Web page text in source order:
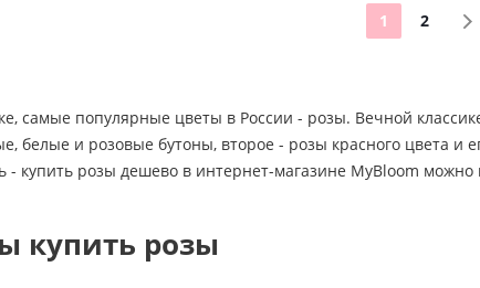
1 2
самые популярные цветы в России - розы. Вечной
белые и розовые бутоны, второе - розы красного цвета и
- купить розы дешево в интернет-магазине MyBloom можно
купить розы